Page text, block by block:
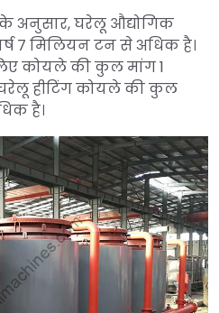
अनुसार, घरेलू औद्योगिक
7 मिलियन टन से अधिक है।
कोयले की कुल मांग 1
हीटिंग कोयले की कुल
है।